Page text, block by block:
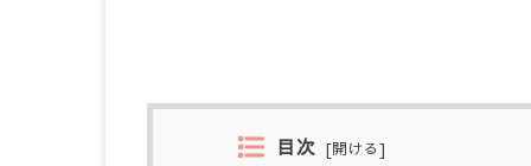
目次 [開ける]